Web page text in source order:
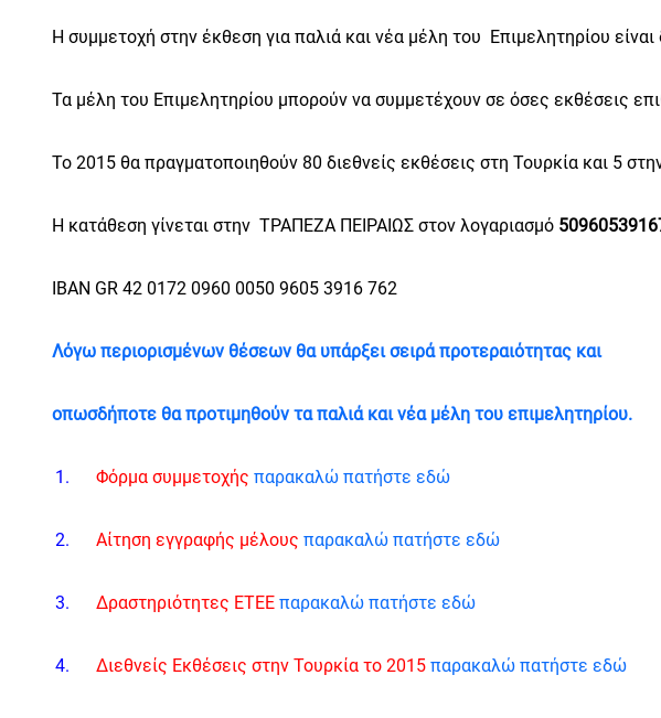
Η συμμετοχή στην έκθεση για παλιά και νέα μέλη του Επιμελητηρίου είναι
Τα μέλη του Επιμελητηρίου μπορούν να συμμετέχουν σε όσες εκθέσεις
To 2015 θα πραγματοποιηθούν 80 διεθνείς εκθέσεις στη Τουρκία και 5 στην
Η κατάθεση γίνεται στην ΤΡΑΠΕΖΑ ΠΕΙΡΑΙΩΣ στον λογαριασμό
IBAN GR 42 0172 0960 0050 9605 3916 762
Λόγω περιορισμένων θέσεων θα υπάρξει σειρά προτεραιότητας και
οπωσδήποτε θα προτιμηθούν τα παλιά και νέα μέλη του επιμελητηρίου.
Φόρμα συμμετοχής παρακαλώ πατήστε εδώ
Αίτηση εγγραφής μέλους παρακαλώ πατήστε εδώ
Δραστηριότητες ΕΤΕΕ παρακαλώ πατήστε εδώ
Διεθνείς Εκθέσεις στην Τουρκία το 2015 παρακαλώ πατήστε εδώ